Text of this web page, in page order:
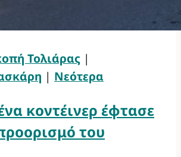
Τολιάρας |
| Νεότερα
κοντέινερ έφτασε
του